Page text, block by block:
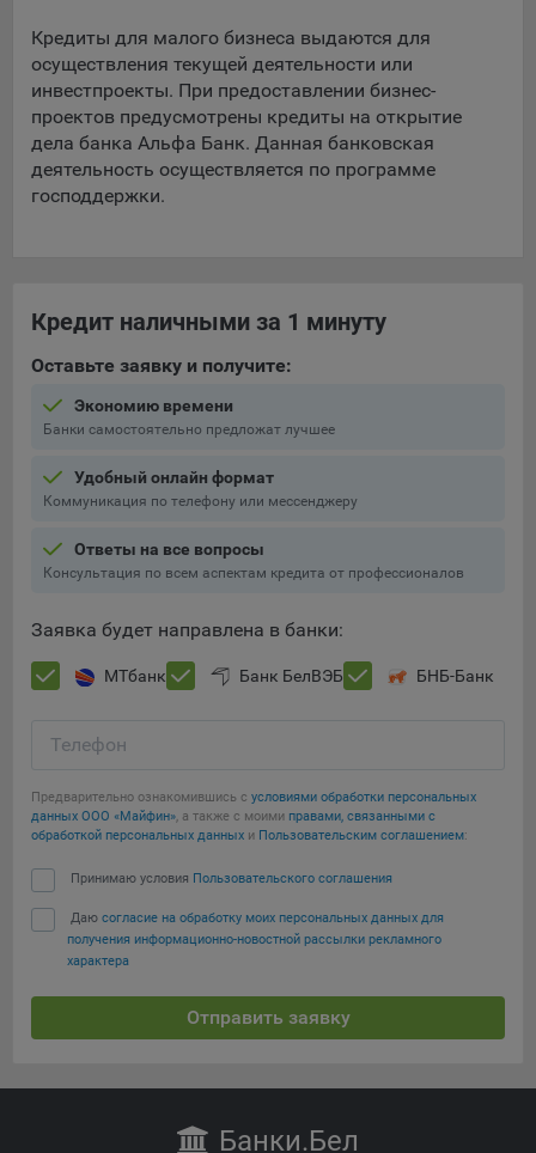
Компании, которым мы поручаем обработку данных для
Яндекса рекламная сеть (Yandex Mobile Ads, ADFOX) -
сервис показа контекстной рекламы. Адрес: Yandex
Europe AG, Werftestrasse 4, CH-6005 Luzern, Switzerland.
предоставляемый компанией Google Ireland Ltd, Gordon
Сохранить мои изменения
Сохранить по умолчанию
Кредиты для малого бизнеса выдаются для
осуществления текущей деятельности или
инвестпроекты. При предоставлении бизнес-
проектов предусмотрены кредиты на открытие
дела банка Альфа Банк. Данная банковская
деятельность осуществляется по программе
господдержки.
Кредит наличными за 1 минуту
Оставьте заявку и получите:
Экономию времени
Банки самостоятельно предложат лучшее
Удобный онлайн формат
Коммуникация по телефону или мессенджеру
Ответы на все вопросы
Консультация по всем аспектам кредита от профессионалов
Заявка будет направлена в банки:
МТбанк Банк БелВЭБ БНБ-Банк
Телефон
Предварительно ознакомившись с условиями обработки персональных
данных ООО «Майфин», а также с моими правами, связанными с
обработкой персональных данных и Пользовательским соглашением:
Принимаю условия Пользовательского соглашения
Даю согласие на обработку моих персональных данных для
получения информационно-новостной рассылки рекламного
характера
Отправить заявку
Банки.Бел